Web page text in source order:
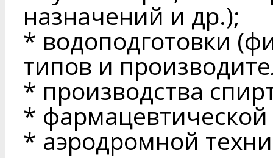
назначений и др.);
* водоподготовки
типов и
* производства
*
* аэродромной